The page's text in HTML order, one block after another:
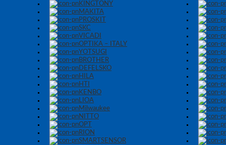
KINGTONY
MAKITA
PROSKIT
SKC
VICADI
OPTIKA – ITALY
YOTSUGI
BROTHER
DEFELSKO
HILA
HTI
KENBO
LIOA
Milwaukee
NITTO
OPT
RION
SMARTSENSOR